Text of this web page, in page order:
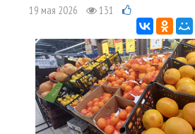
19 мая 2026 131